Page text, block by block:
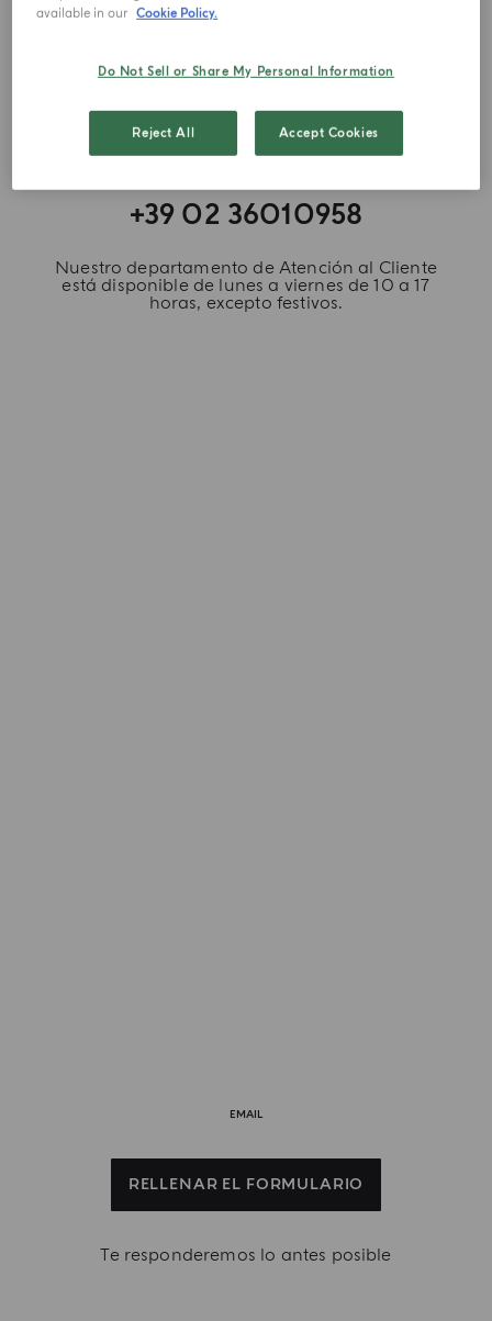
+39 02 36010958
Nuestro departamento de Atención al Cliente
está disponible de lunes a viernes de 10 a 17
horas, excepto festivos.
EMAIL
RELLENAR EL FORMULARIO
Te responderemos lo antes posible
available in our Cookie Policy.
Do Not Sell or Share My Personal Information
Reject All Accept Cookies